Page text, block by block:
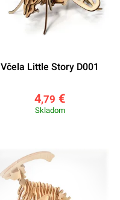
Včela Little Story D001
4,79 €
Skladom